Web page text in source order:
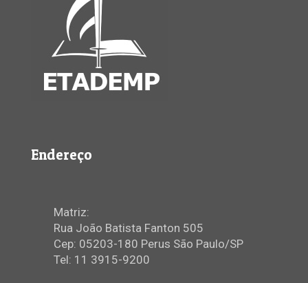
Endereço
Matriz:
Rua João Batista Fanton 505
Cep: 05203-180 Perus São Paulo/SP
Tel: 11 3915-9200